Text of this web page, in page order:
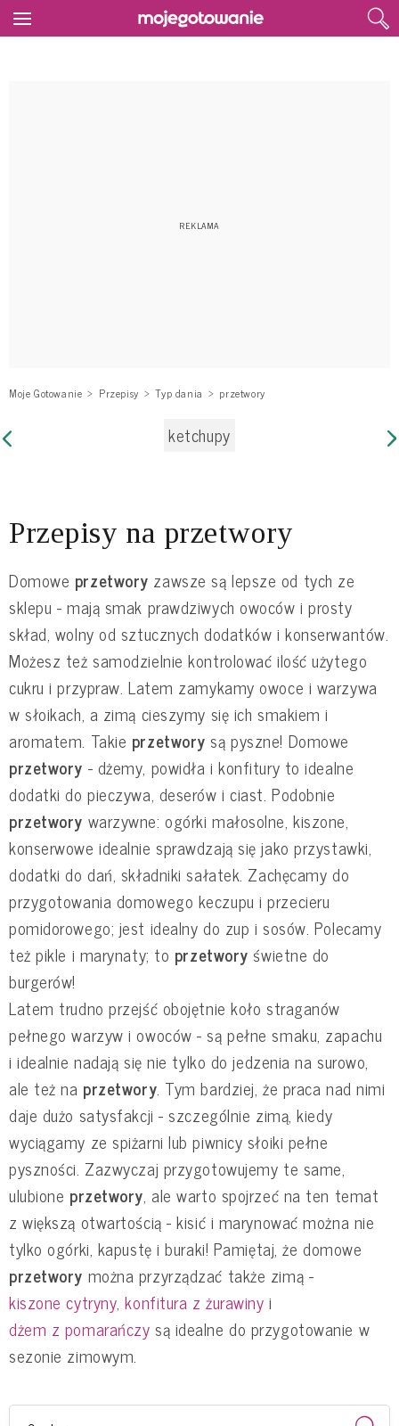
Moje Gotowanie Przepisy Typ dania przetwory
ketchupy
Przepisy na przetwory
Domowe przetwory zawsze są lepsze od tych ze
sklepu - mają smak prawdziwych owoców i prosty
skład, wolny od sztucznych dodatków i konserwantów.
Możesz też samodzielnie kontrolować ilość użytego
cukru i przypraw. Latem zamykamy owoce i warzywa
w słoikach, a zimą cieszymy się ich smakiem i
aromatem. Takie przetwory są pyszne! Domowe
przetwory - dżemy, powidła i konfitury to idealne
dodatki do pieczywa, deserów i ciast. Podobnie
przetwory warzywne: ogórki małosolne, kiszone,
konserwowe idealnie sprawdzają się jako przystawki,
dodatki do dań, składniki sałatek. Zachęcamy do
przygotowania domowego keczupu i przecieru
pomidorowego; jest idealny do zup i sosów. Polecamy
też pikle i marynaty; to przetwory świetne do
burgerów!
Latem trudno przejść obojętnie koło straganów
pełnego warzyw i owoców - są pełne smaku, zapachu
i idealnie nadają się nie tylko do jedzenia na surowo,
ale też na przetwory. Tym bardziej, że praca nad nimi
daje dużo satysfakcji - szczególnie zimą, kiedy
wyciągamy ze spiżarni lub piwnicy słoiki pełne
pyszności. Zazwyczaj przygotowujemy te same,
ulubione przetwory, ale warto spojrzeć na ten temat
z większą otwartością - kisić i marynować można nie
tylko ogórki, kapustę i buraki! Pamiętaj, że domowe
przetwory można przyrządzać także zimą -
kiszone cytryny,konfitura z żurawiny i
dżem z pomarańczy są idealne do przygotowanie w
sezonie zimowym.